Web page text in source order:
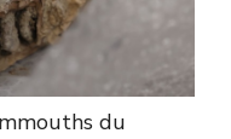
du